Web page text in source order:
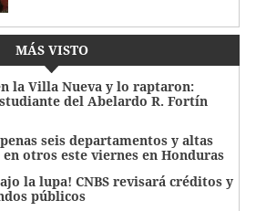
MÁS VISTO
la Villa Nueva y lo raptaron:
del Abelardo R. Fortín
seis departamentos y altas
otros este viernes en Honduras
la lupa! CNBS revisará créditos y
públicos